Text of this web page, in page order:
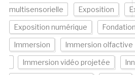
multisensorielle Exposition
Exposition numérique Fondation
Immersion Immersion olfactive
Immersion vidéo projetée